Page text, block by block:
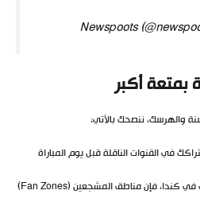
بمتعة أكبر
والهرسك، ننصحك بالآتي:
في القنوات الناقلة قبل يوم المباراة
الأجواء الجماهيرية: إذا كنت في كندا، فإن مناطق المشجعين (Fan Zones)